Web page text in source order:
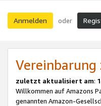
Anmelden oder
zuletzt aktualisiert am:
Willkommen auf Amazons
genannten Amazon-